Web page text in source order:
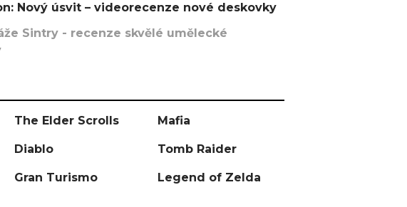
Nový úsvit – videorecenze nové deskovky
Sintry - recenze skvělé umělecké
The Elder Scrolls Mafia
Diablo Tomb Raider
Gran Turismo Legend of Zelda